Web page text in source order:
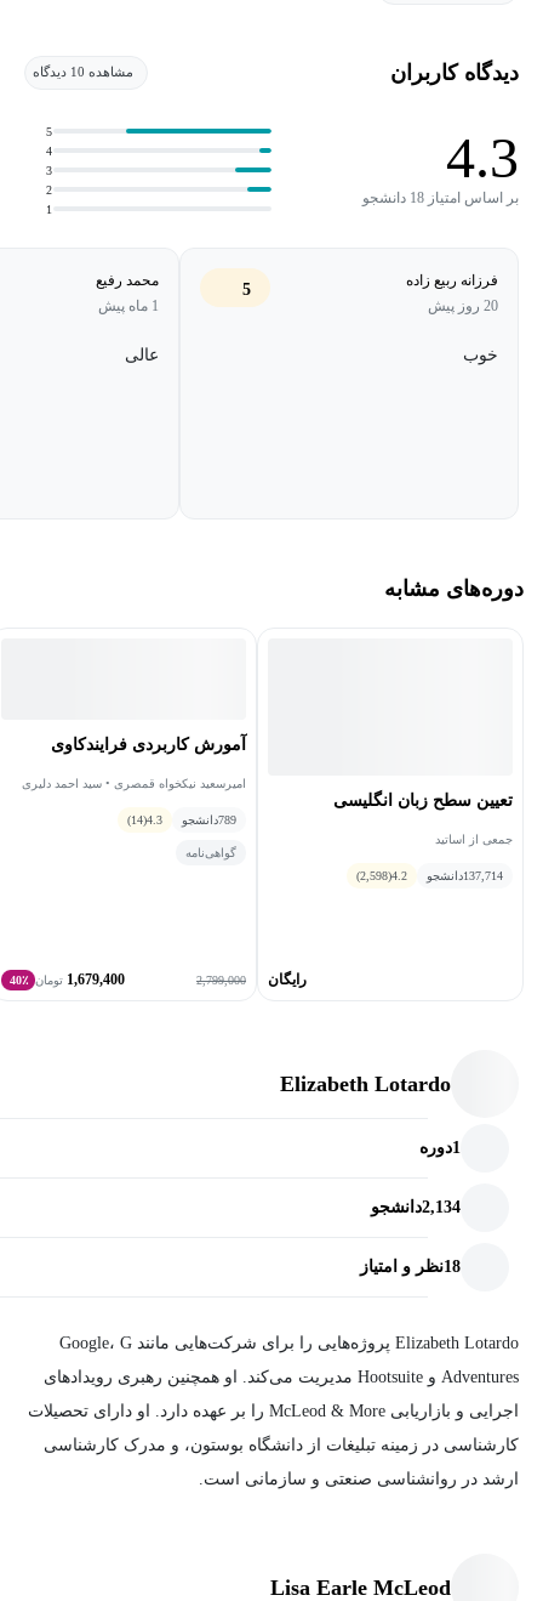
دیدگاه کاربران مشاهده 10 دیدگاه
4.3
بر اساس امتیاز 18 دانشجو
1
2
3
4
5
فرزانه ربیع زاده
20 روز پیش
5
خوب
محمد رفیع
1 ماه پیش
عالی
دوره‌های مشابه
تعیین سطح زبان انگلیسی
جمعی از اساتید
137,714دانشجو 4.2
(2,598)
رایگان
آمورش کاربردی فرایندکاوی
امیرسعید نیکخواه قمصری • سید احمد دلیری
789دانشجو 4.3
(14)
گواهی‌نامه
2,799,000
1,679,400 تومان 40٪
Elizabeth Lotardo
1دوره
2,134دانشجو
18نظر و امتیاز
Elizabeth Lotardo پروژه‌هایی را برای شرکت‌هایی مانند Google، G
Adventures و Hootsuite مدیریت می‌کند. او همچنین رهبری رویدادهای
اجرایی و بازاریابی McLeod & More را بر عهده دارد. او دارای تحصیلات
کارشناسی در زمینه تبلیغات از دانشگاه بوستون، و مدرک کارشناسی
ارشد در روانشناسی صنعتی و سازمانی است.
Lisa Earle McLeod